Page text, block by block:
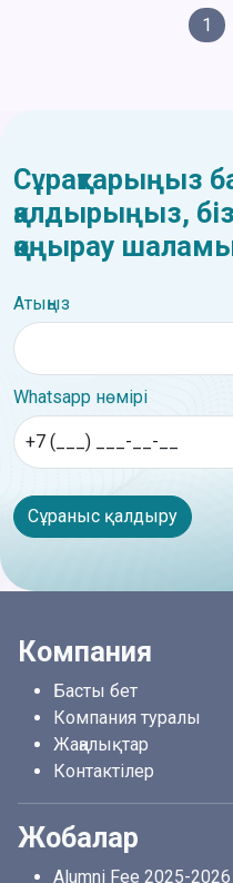
1
Сұрақтарыңыз
қалдырыңыз, біз
қоңырау
Атыңыз
Whatsapp нөмірі
Сұраныс қалдыру
Компания
Басты бет
Компания туралы
Жаңалықтар
Контактілер
Жобалар
Alumni Fee 2025-2026